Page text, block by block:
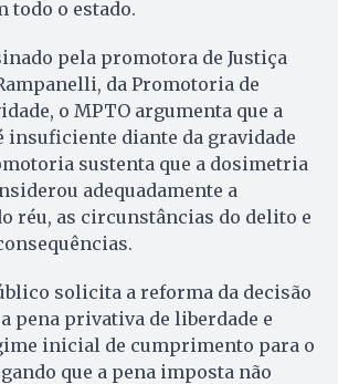
todo o estado.
pela promotora de Justiça
da Promotoria de
o MPTO argumenta que a
insuficiente diante da gravidade
sustenta que a dosimetria
adequadamente a
réu, as circunstâncias do delito e
solicita a reforma da decisão
pena privativa de liberdade e
inicial de cumprimento para o
que a pena imposta não